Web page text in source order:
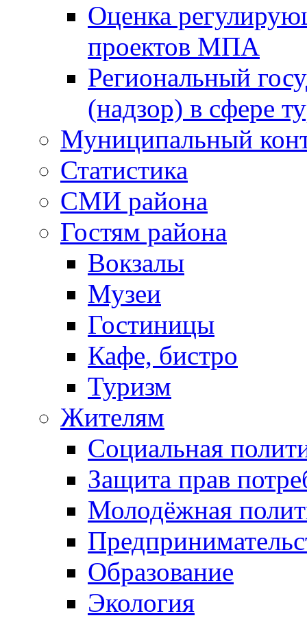
Оценка
проектов МПА
Региональный
(надзор) в сфере
Муниципальный
Статистика
СМИ района
Гостям района
Вокзалы
Музеи
Гостиницы
Кафе, бистро
Туризм
Жителям
Социальная
Защита прав
Молодёжная
Образование
Экология